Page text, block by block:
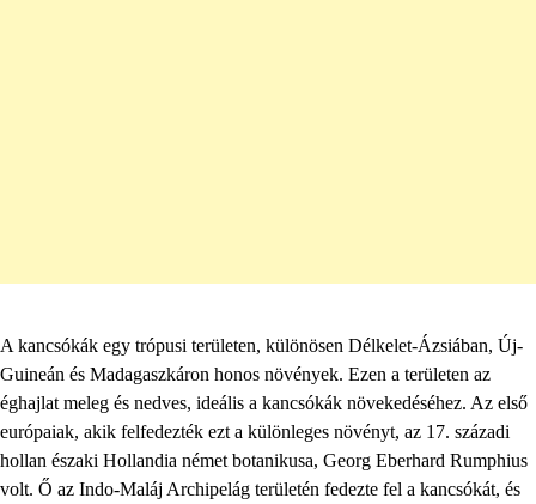
A kancsókák egy trópusi területen, különösen Délkelet-Ázsiában, Új-
Guineán és Madagaszkáron honos növények. Ezen a területen az
éghajlat meleg és nedves, ideális a kancsókák növekedéséhez. Az első
európaiak, akik felfedezték ezt a különleges növényt, az 17. századi
hollan északi Hollandia német botanikusa, Georg Eberhard Rumphius
volt. Ő az Indo-Maláj Archipelág területén fedezte fel a kancsókát, és